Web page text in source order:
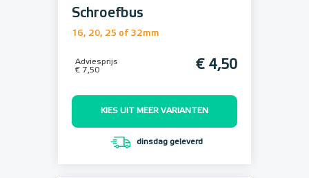
Schroefbus
16, 20, 25 of 32mm
Adviesprijs
€ 7,50
€ 4,50
KIES UIT MEER VARIANTEN
dinsdag geleverd